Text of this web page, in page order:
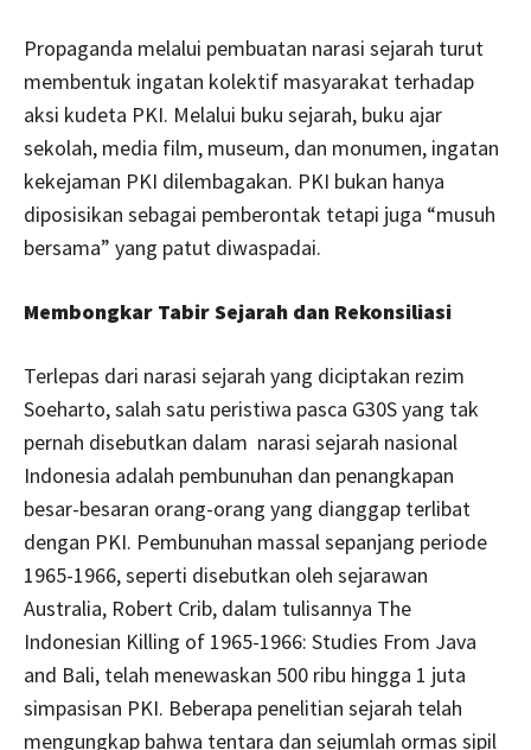
Propaganda melalui pembuatan narasi sejarah turut
membentuk ingatan kolektif masyarakat terhadap
aksi kudeta PKI. Melalui buku sejarah, buku ajar
sekolah, media film, museum, dan monumen, ingatan
kekejaman PKI dilembagakan. PKI bukan hanya
diposisikan sebagai pemberontak tetapi juga “musuh
bersama” yang patut diwaspadai.
Membongkar Tabir Sejarah dan Rekonsiliasi
Terlepas dari narasi sejarah yang diciptakan rezim
Soeharto, salah satu peristiwa pasca G30S yang tak
pernah disebutkan dalam narasi sejarah nasional
Indonesia adalah pembunuhan dan penangkapan
besar-besaran orang-orang yang dianggap terlibat
dengan PKI. Pembunuhan massal sepanjang periode
1965-1966, seperti disebutkan oleh sejarawan
Australia, Robert Crib, dalam tulisannya The
Indonesian Killing of 1965-1966: Studies From Java
and Bali, telah menewaskan 500 ribu hingga 1 juta
simpasisan PKI. Beberapa penelitian sejarah telah
mengungkap bahwa tentara dan sejumlah ormas sipil